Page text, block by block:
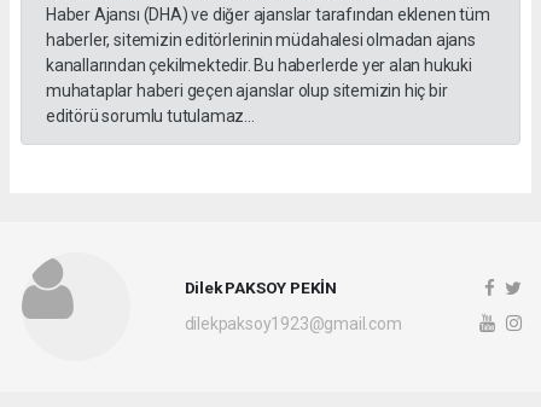
Haber Ajansı (DHA) ve diğer ajanslar tarafından eklenen tüm
haberler, sitemizin editörlerinin müdahalesi olmadan ajans
kanallarından çekilmektedir. Bu haberlerde yer alan hukuki
muhataplar haberi geçen ajanslar olup sitemizin hiç bir
editörü sorumlu tutulamaz...
Dilek PAKSOY PEKİN
dilekpaksoy1923@gmail.com